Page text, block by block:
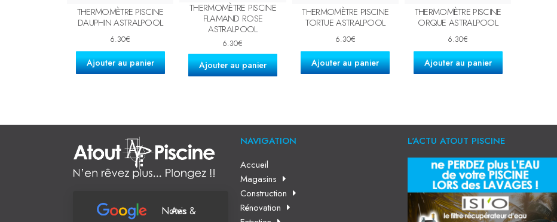
THERMOMÈTRE PISCINE
DAUPHIN ASTRALPOOL
6.30€
Ajouter au panier
THERMOMÈTRE PISCINE
FLAMAND ROSE
ASTRALPOOL
6.30€
Ajouter au panier
THERMOMÈTRE PISCINE
TORTUE ASTRALPOOL
6.30€
Ajouter au panier
THERMOMÈTRE PISCINE
ORQUE ASTRALPOOL
6.30€
Ajouter au panier
Notes & Avis
NAVIGATION
Accueil
Magasins
Construction
Rénovation
L'ACTU ATOUT PISCINE